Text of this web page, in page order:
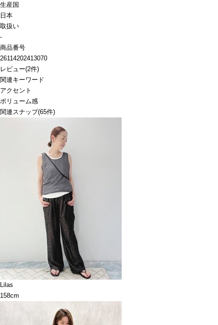
生産国
日本
取扱い
-
商品番号
26114202413070
レビュー(2件)
関連キーワード
アクセント
ボリューム感
関連スナップ(65件)
Lilas
158cm